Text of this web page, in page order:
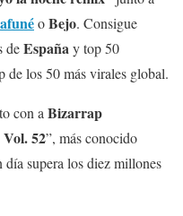
oBejo. Consigue
deEspañay top 50
de los 50 más virales global.
con a Bizarrap
52”,​ más conocido
día supera los diez millones